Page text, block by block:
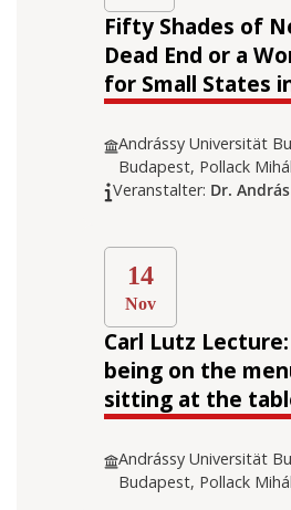
Fifty Shades of
Dead End or a
for Small States
Andrássy Universität
Budapest, Pollack
Veranstalter: Dr. András
14
Nov
Carl Lutz
being on the
sitting at the
European
Andrássy Universität
Budapest, Pollack